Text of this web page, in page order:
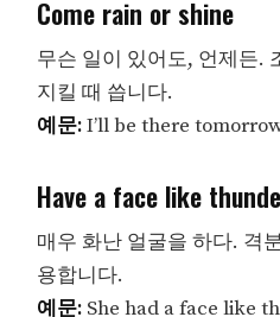
Come rain or shine
무슨 일이 있어도, 언제든.
지킬 때 씁니다.
예문:I’ll be there
Have a face like
매우 화난 얼굴을 하다. 격
용합니다.
예문: She had a face like